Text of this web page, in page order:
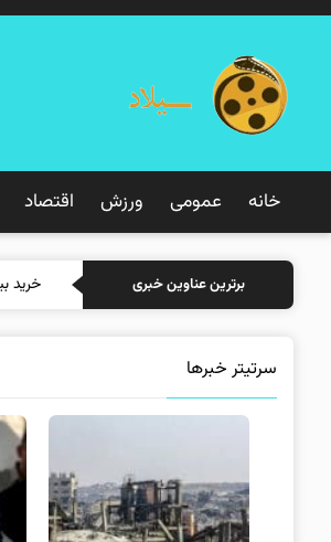
خانه عمومی ورزش اقتصاد
برترین عناوین خبری خرید
سرتیتر خبرها